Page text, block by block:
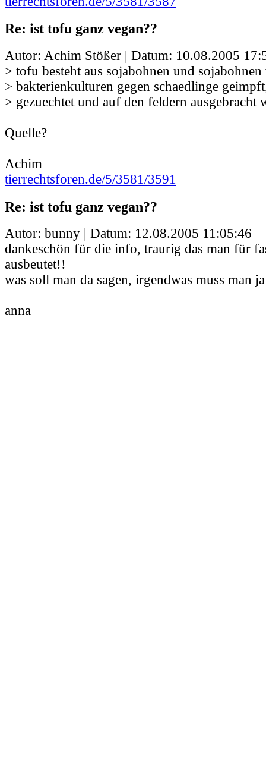
Re: ist tofu ganz vegan??
Autor: Achim Stößer | Datum: 10.08.2005
> tofu besteht aus sojabohnen und
> bakterienkulturen gegen schaedlinge
> gezuechtet und auf den feldern ausgebracht
Quelle?
Achim
tierrechtsforen.de/5/3581/3591
Re: ist tofu ganz vegan??
Autor: bunny | Datum: 12.08.2005 11:05:46
dankeschön für die info, traurig das man für
ausbeutet!!
was soll man da sagen, irgendwas muss man
anna